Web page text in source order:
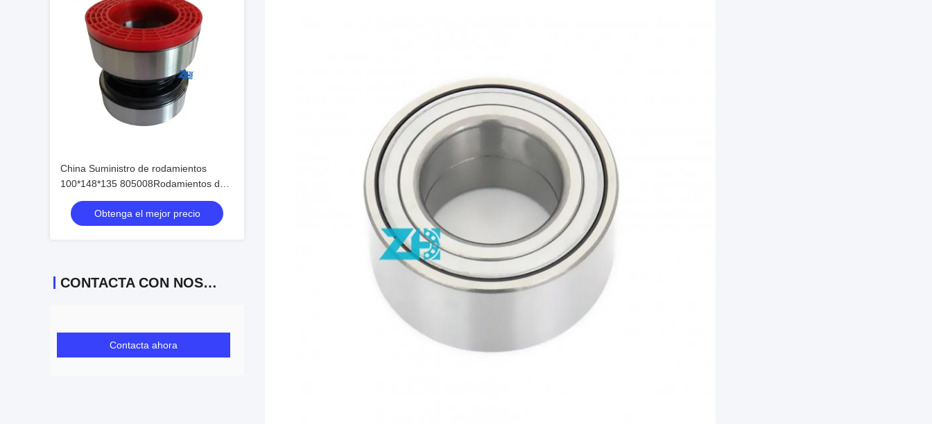
China Suministro de rodamientos
100*148*135 805008Rodamientos de
eje de rueda
Obtenga el mejor precio
CONTACTA CON NOSOTROS
Contacta ahora